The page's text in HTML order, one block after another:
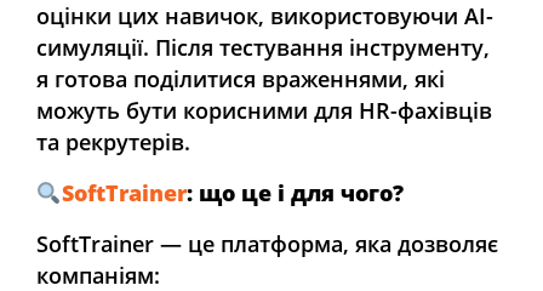
оцінки цих навичок, використовуючи AI-
симуляції. Після тестування інструменту,
я готова поділитися враженнями, які
можуть бути корисними для HR-фахівців
та рекрутерів.
SoftTrainer: що це і для чого?
SoftTrainer — це платформа, яка дозволяє
компаніям: